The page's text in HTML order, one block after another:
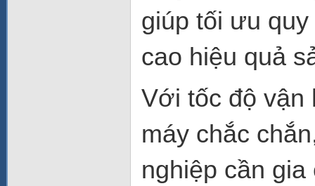
giúp tối ưu
cao hiệu quả
Với tốc độ vận
máy chắc
nghiệp cần